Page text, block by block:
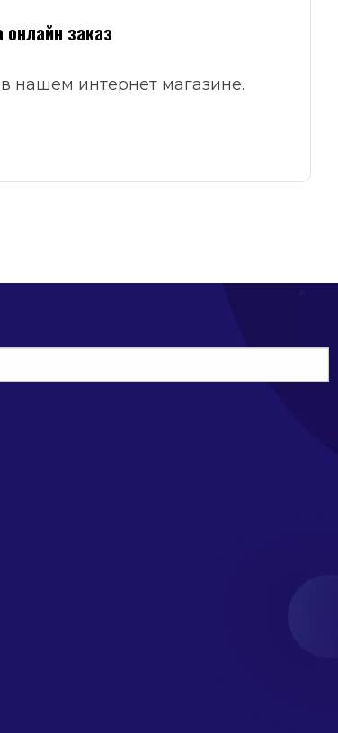
онлайн заказ
нашем интернет магазине.